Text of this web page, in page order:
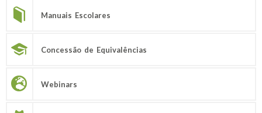
Manuais Escolares
Concessão de Equivalências
Webinars